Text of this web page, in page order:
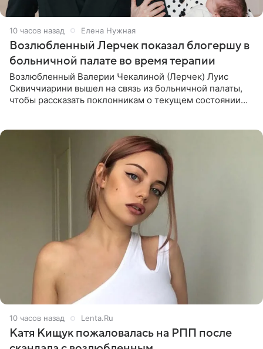
10 часов назад Елена Нужная
Возлюбленный Лерчек показал блогершу в
больничной палате во время терапии
Возлюбленный Валерии Чекалиной (Лерчек) Луис
Сквиччиарини вышел на связь из больничной палаты,
чтобы рассказать поклонникам о текущем состоянии
10 часов назад Lenta.Ru
Катя Кищук пожаловалась на РПП после